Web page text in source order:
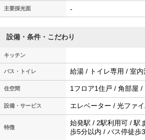
主要採光面 -
設備・条件・こだわり
キッチン
バス・トイレ 給湯 / トイレ専用 / 室
住空間 1フロア1住戸 / 角部屋 /
設備・サービス エレベーター / 光ファ
特徴
始発駅 / 2駅利用可 / 駅
歩5分以内 / バス停徒歩